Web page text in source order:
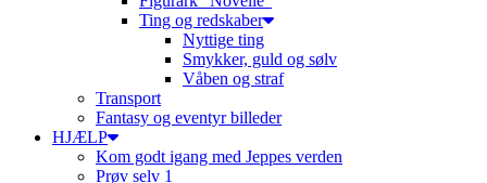
Ting og redskaber
Nyttige ting
Smykker, guld og sølv
Våben og straf
Transport
Fantasy og eventyr billeder
HJÆLP
Kom godt igang med Jeppes verden
Prøv selv 1